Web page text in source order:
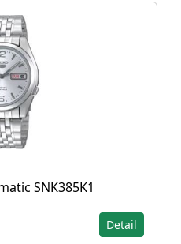
SNK385K1
Detail